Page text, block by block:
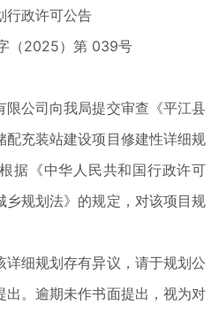
政许可公告
2025）第 039号
公司向我局提交审查《平江县
配充装站建设项目修建性详细规
据《中华人民共和国行政许可
乡规划法》的规定，对该项目规
细规划存有异议，请于规划公
出。逾期未作书面提出，视为对